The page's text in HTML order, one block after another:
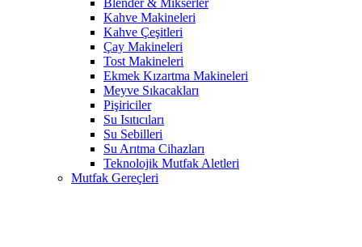
Blender & Mikserler
Kahve Makineleri
Kahve Çeşitleri
Çay Makineleri
Tost Makineleri
Ekmek Kızartma Makineleri
Meyve Sıkacakları
Pişiriciler
Su Isıtıcıları
Su Sebilleri
Su Arıtma Cihazları
Teknolojik Mutfak Aletleri
Mutfak Gereçleri